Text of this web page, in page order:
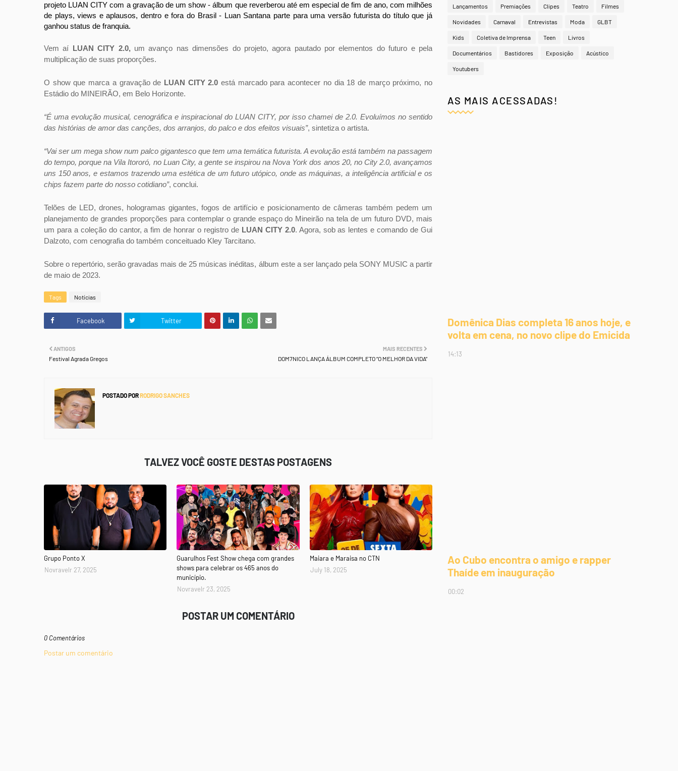
projeto LUAN CITY com a gravação de um show - álbum que reverberou até em especial de fim de ano, com milhões
de plays, views e aplausos, dentro e fora do Brasil - Luan Santana parte para uma versão futurista do título que já
ganhou status de franquia.
Vem aí LUAN CITY 2.0,um avanço nas dimensões do projeto, agora pautado por elementos do futuro e pela
multiplicação de suas proporções.
O show que marca a gravação de LUAN CITY 2.0 está marcado para acontecer no dia 18 de março próximo, no
Estádio do MINEIRÃO, em Belo Horizonte.
“É uma evolução musical, cenográfica e inspiracional do LUAN CITY, por isso chamei de 2.0. Evoluímos no sentido
das histórias de amor das canções, dos arranjos, do palco e dos efeitos visuais”, sintetiza o artista.
“Vai ser um mega show num palco gigantesco que tem uma temática futurista. A evolução está também na passagem
do tempo, porque na Vila Itororó, no Luan City, a gente se inspirou na Nova York dos anos 20, no City 2.0, avançamos
uns 150 anos, e estamos trazendo uma estética de um futuro utópico, onde as máquinas, a inteligência artificial e os
chips fazem parte do nosso cotidiano”, conclui.
Telões de LED, drones, hologramas gigantes, fogos de artifício e posicionamento de câmeras também pedem um
planejamento de grandes proporções para contemplar o grande espaço do Mineirão na tela de um futuro DVD, mais
um para a coleção do cantor, a fim de honrar o registro de LUAN CITY 2.0. Agora, sob as lentes e comando de Gui
Dalzoto, com cenografia do também conceituado Kley Tarcitano.
Sobre o repertório, serão gravadas mais de 25 músicas inéditas, álbum este a ser lançado pela SONY MUSIC a partir
de maio de 2023.
Tags Notícias
Facebook Twitter
MAIS RECENTES
DOM7NICO LANÇA ÁLBUM COMPLETO “O MELHOR DA VIDA”
ANTIGOS
Festival Agrada Gregos
POSTADO PORRODRIGO SANCHES
TALVEZ VOCÊ GOSTE DESTAS POSTAGENS
Grupo Ponto X
Novravelr 27, 2025
Guarulhos Fest Show chega com grandes
shows para celebrar os 465 anos do
município.
Novravelr 23, 2025
Maiara e Maraisa no CTN
July 18, 2025
POSTAR UM COMENTÁRIO
0 Comentários
Postar um comentário
Lançamentos Premiações Clipes Teatro Filmes
Novidades Carnaval Entrevistas Moda GLBT
Kids Coletiva de Imprensa Teen Livros
Documentários Bastidores Exposição Acústico
Youtubers
AS MAIS ACESSADAS!
Domênica Dias completa 16 anos hoje, e
volta em cena, no novo clipe do Emicida
14:13
Ao Cubo encontra o amigo e rapper
Thaíde em inauguração
00:02